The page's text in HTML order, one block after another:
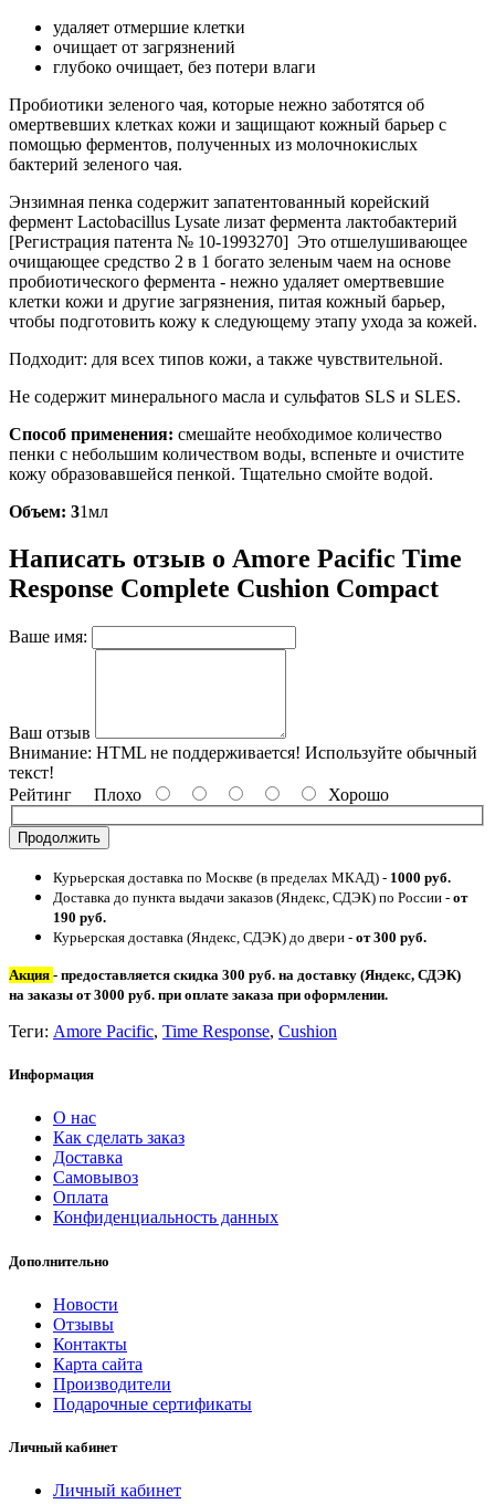
удаляет отмершие клетки
очищает от загрязнений
глубоко очищает, без потери влаги
Пробиотики зеленого чая, которые нежно заботятся об
омертвевших клетках кожи и защищают кожный барьер с
помощью ферментов, полученных из молочнокислых
бактерий зеленого чая.
Энзимная пенка содержит запатентованный корейский
фермент Lactobacillus Lysate лизат фермента лактобактерий
[Регистрация патента № 10-1993270] Это отшелушивающее
очищающее средство 2 в 1 богато зеленым чаем на основе
пробиотического фермента - нежно удаляет омертвевшие
клетки кожи и другие загрязнения, питая кожный барьер,
чтобы подготовить кожу к следующему этапу ухода за кожей.
Подходит: для всех типов кожи, а также чувствительной.
Не содержит минерального масла и сульфатов SLS и SLES.
Способ применения: смешайте необходимое количество
пенки с небольшим количеством воды, вспеньте и очистите
кожу образовавшейся пенкой. Тщательно смойте водой.
Объем: 31мл
Написать отзыв о Amore Pacific Time
Response Complete Cushion Compact
Ваше имя:
Ваш отзыв
Внимание: HTML не поддерживается! Используйте обычный
текст!
Рейтинг Плохо Хорошо
Продолжить
Курьерская доставка по Москве (в пределах МКАД) - 1000 руб.
Доставка до пункта выдачи заказов (Яндекс, СДЭК) по России - от
190 руб.
Курьерская доставка (Яндекс, СДЭК) до двери - от 300 руб.
Акция - предоставляется скидка 300 руб. на доставку (Яндекс, СДЭК)
на заказы от 3000 руб. при оплате заказа при оформлении.
Теги: Amore Pacific, Time Response, Cushion
Информация
О нас
Как сделать заказ
Доставка
Самовывоз
Оплата
Конфиденциальность данных
Дополнительно
Новости
Отзывы
Контакты
Карта сайта
Производители
Подарочные сертификаты
Личный кабинет
Личный кабинет